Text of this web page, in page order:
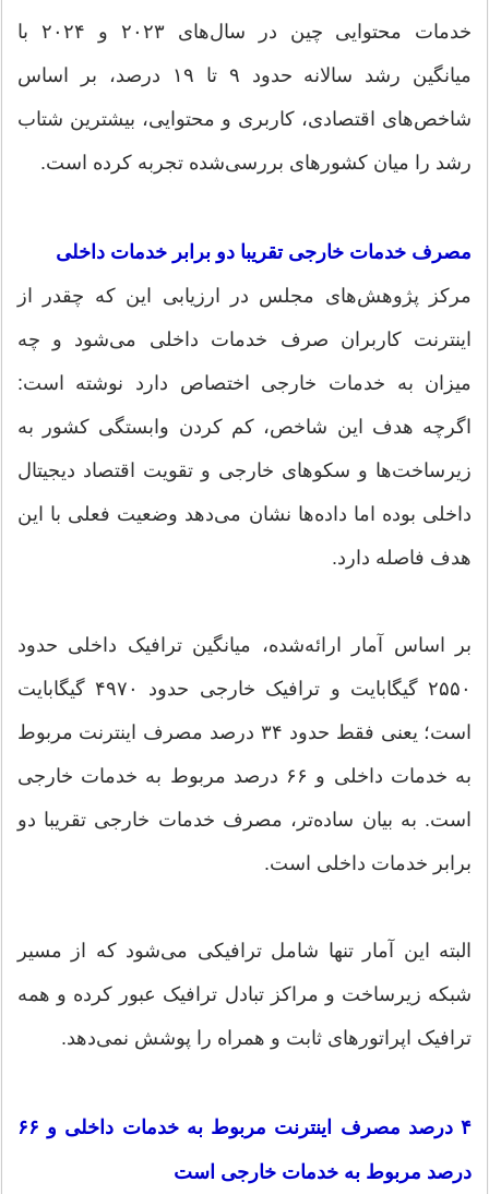
خدمات محتوایی چین در سال‌های ۲۰۲۳ و ۲۰۲۴ با
میانگین رشد سالانه حدود ۹ تا ۱۹ درصد، بر اساس
شاخص‌های اقتصادی، کاربری و محتوایی، بیشترین شتاب
رشد را میان کشورهای بررسی‌شده تجربه کرده است.
مصرف خدمات خارجی تقریبا دو برابر خدمات داخلی
مرکز پژوهش‌های مجلس در ارزیابی این که چقدر از
اینترنت کاربران صرف خدمات داخلی می‌شود و چه
میزان به خدمات خارجی اختصاص دارد نوشته است:
اگرچه هدف این شاخص، کم کردن وابستگی کشور به
زیرساخت‌ها و سکوهای خارجی و تقویت اقتصاد دیجیتال
داخلی بوده اما داده‌ها نشان می‌دهد وضعیت فعلی با این
هدف فاصله دارد.
بر اساس آمار ارائه‌شده، میانگین ترافیک داخلی حدود
۲۵۵۰ گیگابایت و ترافیک خارجی حدود ۴۹۷۰ گیگابایت
است؛ یعنی فقط حدود ۳۴ درصد مصرف اینترنت مربوط
به خدمات داخلی و ۶۶ درصد مربوط به خدمات خارجی
است. به بیان ساده‌تر، مصرف خدمات خارجی تقریبا دو
برابر خدمات داخلی است.
البته این آمار تنها شامل ترافیکی می‌شود که از مسیر
شبکه زیرساخت و مراکز تبادل ترافیک عبور کرده و همه
ترافیک اپراتورهای ثابت و همراه را پوشش نمی‌دهد.
۴ درصد مصرف اینترنت مربوط به خدمات داخلی و ۶۶
درصد مربوط به خدمات خارجی است